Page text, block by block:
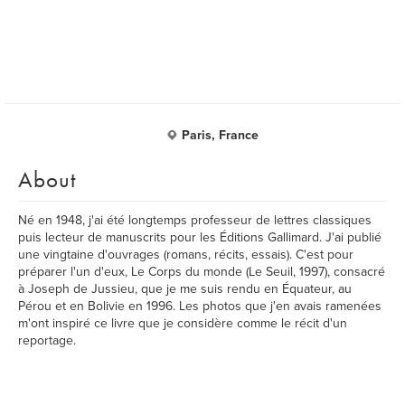
Paris, France
About
Né en 1948, j'ai été longtemps professeur de lettres classiques
puis lecteur de manuscrits pour les Éditions Gallimard. J'ai publié
une vingtaine d'ouvrages (romans, récits, essais). C'est pour
préparer l'un d'eux, Le Corps du monde (Le Seuil, 1997), consacré
à Joseph de Jussieu, que je me suis rendu en Équateur, au
Pérou et en Bolivie en 1996. Les photos que j'en avais ramenées
m'ont inspiré ce livre que je considère comme le récit d'un
reportage.